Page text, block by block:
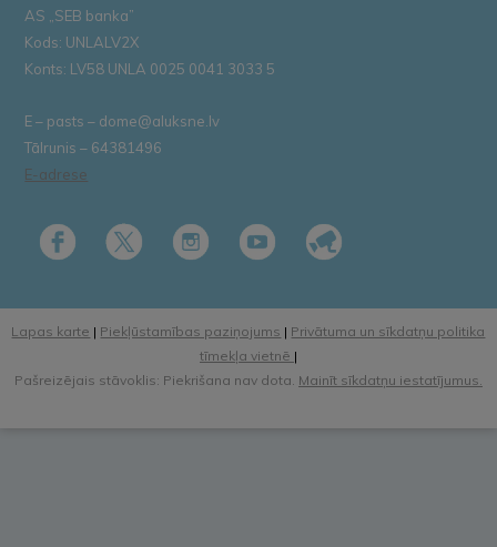
AS „SEB banka”
Kods: UNLALV2X
Konts: LV58 UNLA 0025 0041 3033 5
E – pasts – dome@aluksne.lv
Tālrunis – 64381496
E-adrese
Lapas karte | Piekļūstamības paziņojums | Privātuma un sīkdatņu politika
tīmekļa vietnē |
Pašreizējais stāvoklis: Piekrišana nav dota. Mainīt sīkdatņu iestatījumus.